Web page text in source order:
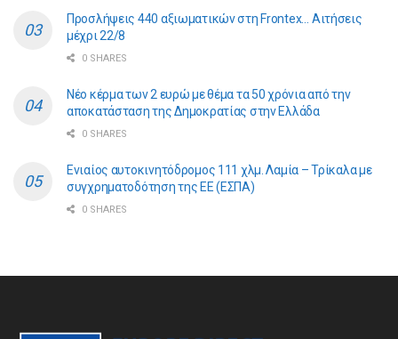
Προσλήψεις 440 αξιωματικών στη Frontex… Αιτήσεις
μέχρι 22/8
0 SHARES
Νέο κέρμα των 2 ευρώ με θέμα τα 50 χρόνια από την
αποκατάσταση της Δημοκρατίας στην Ελλάδα
0 SHARES
Ενιαίος αυτοκινητόδρομος 111 χλμ. Λαμία – Τρίκαλα με
συγχρηματοδότηση της ΕE (ΕΣΠΑ)
0 SHARES